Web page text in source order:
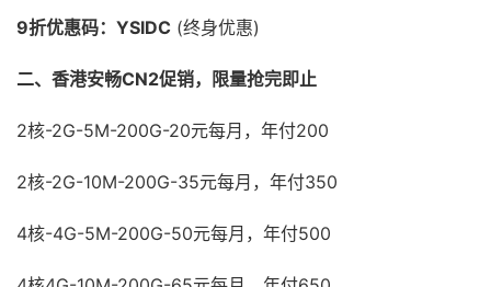
9折优惠码：YSIDC (终身优惠)
二、香港安畅CN2促销，限量抢完即止
2核-2G-5M-200G-20元每月，年付200
2核-2G-10M-200G-35元每月，年付350
4核-4G-5M-200G-50元每月，年付500